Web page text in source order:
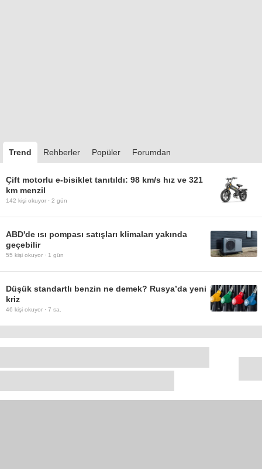
Trend Rehberler Popüler Forumdan
Çift motorlu e-bisiklet tanıtıldı: 98 km/s hız ve 321
km menzil
142 kişi okuyor · 2 gün
ABD'de ısı pompası satışları klimaları yakında
geçebilir
55 kişi okuyor · 1 gün
Düşük standartlı benzin ne demek? Rusya’da yeni
kriz
46 kişi okuyor · 7 sa.